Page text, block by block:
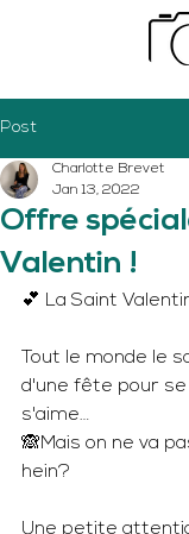
Post
Offre
Valentin !
Charlotte Brevet
Jan 13, 2022
💕 La Saint
Tout le monde le
d'une fête pour
s'aime…
🙈Mais on ne va
hein?
Une petite